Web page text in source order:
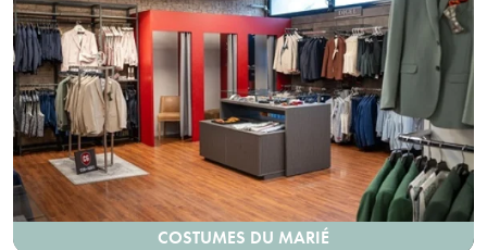
COSTUMES DU MARIÉ